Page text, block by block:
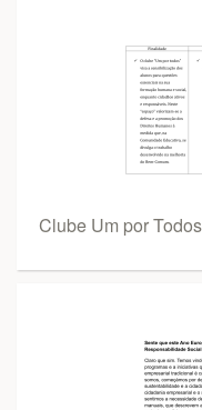
Clube Um por